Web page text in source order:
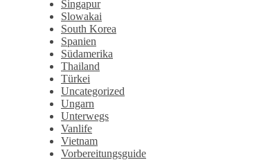
Singapur
Slowakai
South Korea
Spanien
Südamerika
Thailand
Türkei
Uncategorized
Ungarn
Unterwegs
Vanlife
Vietnam
Vorbereitungsguide